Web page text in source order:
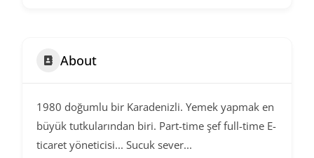
About
1980 doğumlu bir Karadenizli. Yemek yapmak en
büyük tutkularından biri. Part-time şef full-time E-
ticaret yöneticisi... Sucuk sever...